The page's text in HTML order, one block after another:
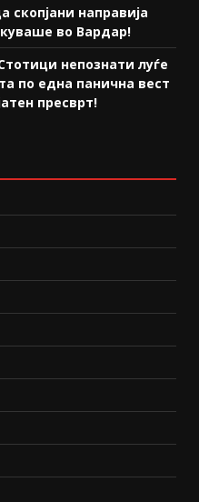
скопјани направија
во Вардар!
непознати луѓе
по една панична вест
пресврт!